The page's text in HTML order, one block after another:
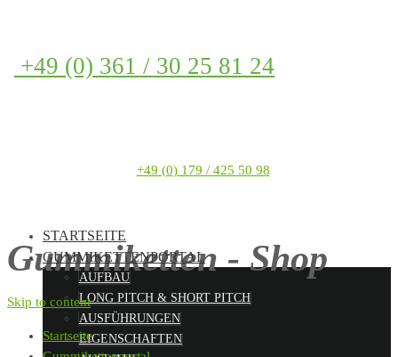
+49 (0) 361 / 30 25 81 24
+49 (0) 179 / 425 50 98
Gummiketten - Shop
STARTSEITE
GUMMIKETTENPORTAL
AUFBAU
LONG PITCH & SHORT PITCH
AUSFÜHRUNGEN
EIGENSCHAFTEN
Skip to content
Startseite